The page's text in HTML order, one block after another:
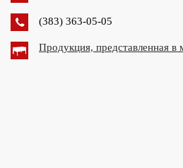
(383) 363-05-05
Продукция, представленная в